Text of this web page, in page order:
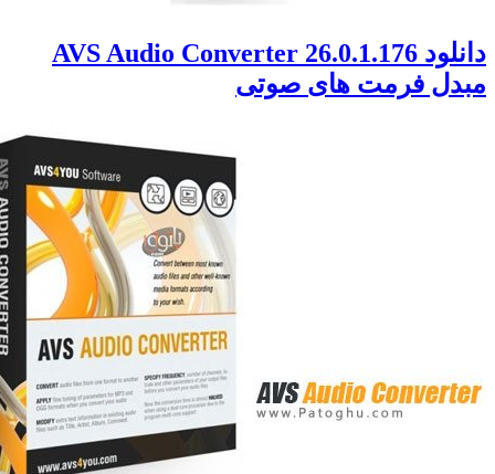
دانلود AVS Audio Converter 26.0.1.176
فرمت های صوتی